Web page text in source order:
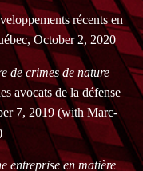
récents en
October 2, 2020
de crimes de nature
avocats de la défense
7, 2019 (with Marc-
entreprise en matière